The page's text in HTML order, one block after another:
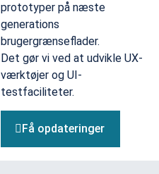
prototyper på næste
generations
brugergrænseflader.
Det gør vi ved at udvikle UX-
værktøjer og UI-
testfaciliteter.
Få opdateringer